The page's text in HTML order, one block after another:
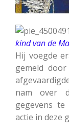
kind van de
Hij voegde
gemeld
nam over
gegevens
actie in deze